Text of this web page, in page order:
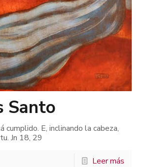
Santo
cumplido. E, inclinando la cabeza,
Jn 18, 29
Leer más